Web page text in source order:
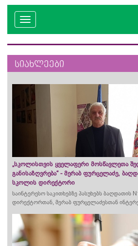
სიახლეები
„სკოლისთვის ყველაფერი მოსწავლეთა
განისაზღვრება“ - მერაბ ფურცელაძე,
სკოლის დირექტორი
საინტერესო საკითხებზე პასუხებს ბაღდათის
დირექტორთან, მერაბ ფურცელაძესთან